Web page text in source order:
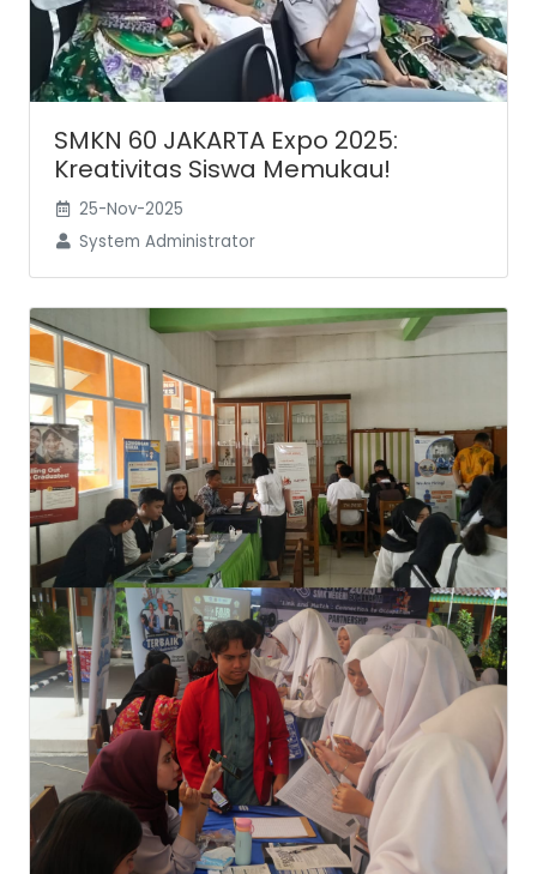
SMKN 60 JAKARTA Expo 2025:
Kreativitas Siswa Memukau!
25-Nov-2025
System Administrator